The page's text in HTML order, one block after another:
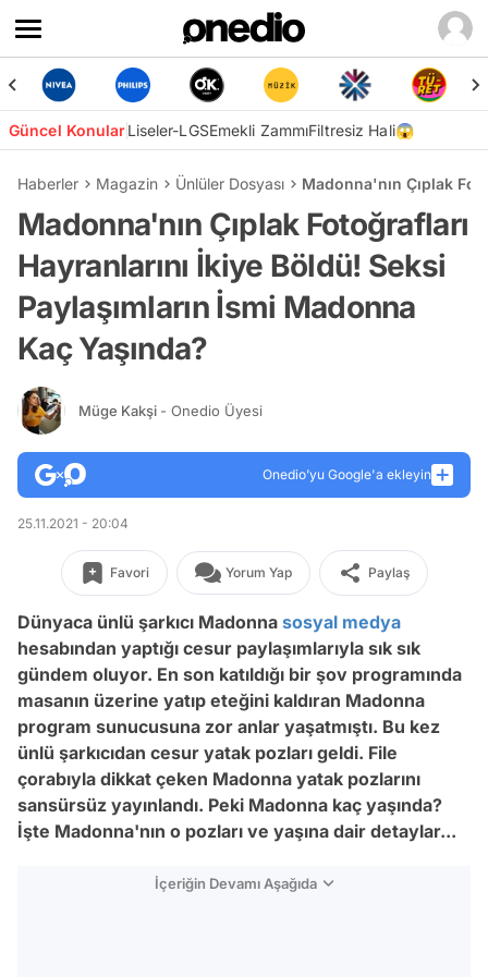
Güncel KonularLiseler-LGSEmekli ZammıFiltresiz Hali😱
Haberler Magazin Ünlüler Dosyası Madonna'nın Çıplak
Madonna'nın Çıplak Fotoğrafları
Hayranlarını İkiye Böldü! Seksi
Paylaşımların İsmi Madonna
Kaç Yaşında?
Müge Kakşi - Onedio Üyesi
Onedio’yu Google'a ekleyin
25.11.2021 - 20:04
Favori Yorum Yap Paylaş
Dünyaca ünlü şarkıcı Madonna sosyal medya
hesabından yaptığı cesur paylaşımlarıyla sık sık
gündem oluyor. En son katıldığı bir şov programında
masanın üzerine yatıp eteğini kaldıran Madonna
program sunucusuna zor anlar yaşatmıştı. Bu kez
ünlü şarkıcıdan cesur yatak pozları geldi. File
çorabıyla dikkat çeken Madonna yatak pozlarını
sansürsüz yayınlandı. Peki Madonna kaç yaşında?
İşte Madonna'nın o pozları ve yaşına dair detaylar...
İçeriğin Devamı Aşağıda